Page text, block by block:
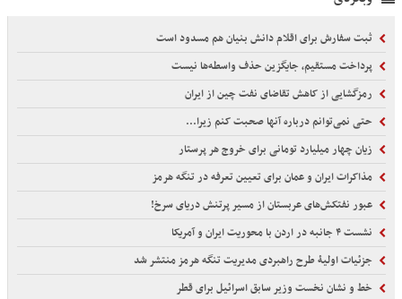
ثبت سفارش برای اقلام دانش بنیان هم مسدود است
پرداخت مستقیم، جایگزین حذف واسطه‌ها نیست
رمزگشایی از کاهش تقاضای نفت چین از ایران
حتی نمی‌توانم درباره آنها صحبت کنم زیرا...
زیان چهار میلیارد تومانی برای خروج هر پرستار
مذاکرات ایران و عمان برای تعیین تعرفه در تنگه هرمز
عبور نفتکش‌های عربستان از مسیر پرتنش دریای سرخ!
نشست ۴ جانبه در اردن با محوریت ایران و آمریکا
جزئیات اولیۀ طرح راهبردی مدیریت تنگه هرمز منتشر شد
خط و نشان نخست وزیر سابق اسرائیل برای قطر